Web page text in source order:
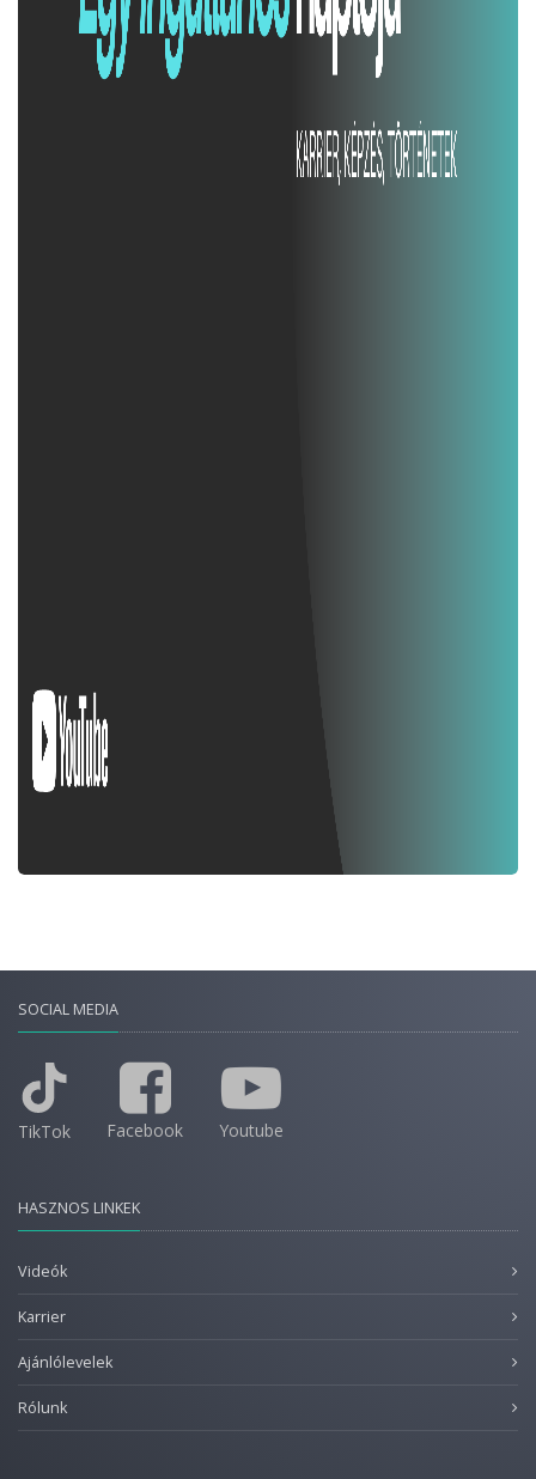
SOCIAL MEDIA
TikTok Facebook Youtube
HASZNOS LINKEK
Videók
Karrier
Ajánlólevelek
Rólunk